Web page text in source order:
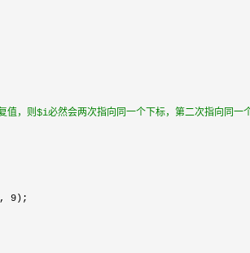
值，则$i必然会两次指向同一个下标，第二次指向同
9